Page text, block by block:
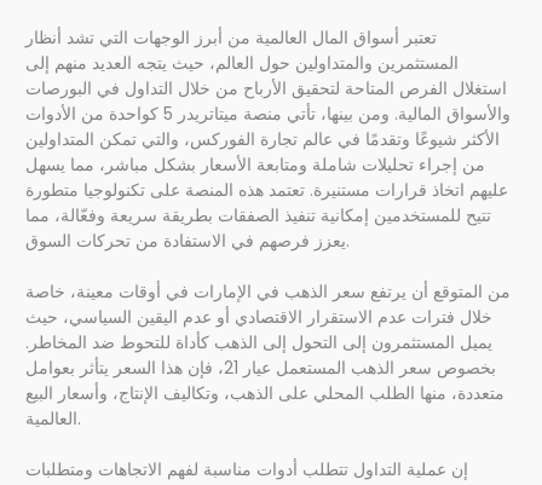
تعتبر أسواق المال العالمية من أبرز الوجهات التي تشد أنظار
المستثمرين والمتداولين حول العالم، حيث يتجه العديد منهم إلى
استغلال الفرص المتاحة لتحقيق الأرباح من خلال التداول في البورصات
والأسواق المالية. ومن بينها، تأتي منصة ميتاتريدر 5 كواحدة من الأدوات
الأكثر شيوعًا وتقدمًا في عالم تجارة الفوركس، والتي تمكن المتداولين
من إجراء تحليلات شاملة ومتابعة الأسعار بشكل مباشر، مما يسهل
عليهم اتخاذ قرارات مستنيرة. تعتمد هذه المنصة على تكنولوجيا متطورة
تتيح للمستخدمين إمكانية تنفيذ الصفقات بطريقة سريعة وفعّالة، مما
يعزز فرصهم في الاستفادة من تحركات السوق.
من المتوقع أن يرتفع سعر الذهب في الإمارات في أوقات معينة، خاصة
خلال فترات عدم الاستقرار الاقتصادي أو عدم اليقين السياسي، حيث
يميل المستثمرون إلى التحول إلى الذهب كأداة للتحوط ضد المخاطر.
بخصوص سعر الذهب المستعمل عيار 21، فإن هذا السعر يتأثر بعوامل
متعددة، منها الطلب المحلي على الذهب، وتكاليف الإنتاج، وأسعار البيع
العالمية.
إن عملية التداول تتطلب أدوات مناسبة لفهم الاتجاهات ومتطلبات